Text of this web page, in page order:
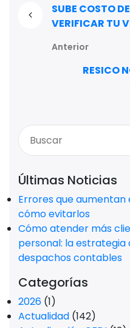
SUBE COSTO
VERIFICAR TU
Anterior
RESICO
Últimas Noticias
Errores que
cómo evitarlos
Cómo atender más
personal: la
despachos contables
Categorías
2026 (1)
Actualidad (142)